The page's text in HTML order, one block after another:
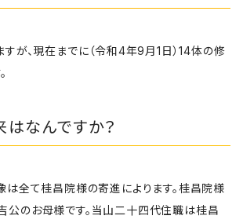
が、現在までに（令和4年9月1日）14体の修
なんですか？
は全て桂昌院様の寄進によります。桂昌院様
公のお母様です。当山二十四代住職は桂昌